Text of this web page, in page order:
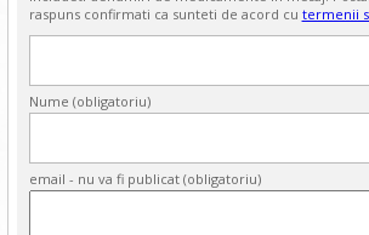
raspuns confirmati ca sunteti de acord cu termenii
Nume (obligatoriu)
email - nu va fi publicat (obligatoriu)